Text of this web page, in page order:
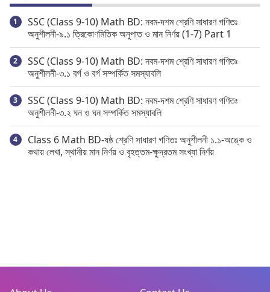
SSC (Class 9-10) Math BD: নবম-দশম শ্রেণি সাধারণ গণিতঃ
অনুশীলনী-৯.১ ত্রিকোণমিতিক অনুপাত ও মান নির্ণয় (1-7) Part 1
SSC (Class 9-10) Math BD: নবম-দশম শ্রেণি সাধারণ গণিতঃ
অনুশীলনী-৩.১ বর্গ ও বর্গ সম্পর্কিত সমস্যাবলি
SSC (Class 9-10) Math BD: নবম-দশম শ্রেণি সাধারণ গণিতঃ
অনুশীলনী-৩.২ ঘন ও ঘন সম্পর্কিত সমস্যাবলি
Class 6 Math BD-ষষ্ঠ শ্রেণি সাধারণ গণিতঃ অনুশীলনী ১.১-অঙ্কে ও
কথায় লেখা, স্থানীয় মান নির্ণয় ও বৃহত্তম-ক্ষুদ্রতম সংখ্যা নির্ণয়